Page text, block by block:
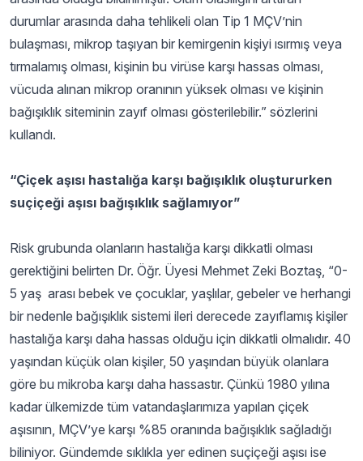
durumlar arasında daha tehlikeli olan Tip 1 MÇV’nin
bulaşması, mikrop taşıyan bir kemirgenin kişiyi ısırmış veya
tırmalamış olması, kişinin bu virüse karşı hassas olması,
vücuda alınan mikrop oranının yüksek olması ve kişinin
bağışıklık siteminin zayıf olması gösterilebilir.” sözlerini
kullandı.
“Çiçek aşısı hastalığa karşı bağışıklık oluştururken
suçiçeği aşısı bağışıklık sağlamıyor”
Risk grubunda olanların hastalığa karşı dikkatli olması
gerektiğini belirten Dr. Öğr. Üyesi Mehmet Zeki Boztaş, “0-
5 yaş arası bebek ve çocuklar, yaşlılar, gebeler ve herhangi
bir nedenle bağışıklık sistemi ileri derecede zayıflamış kişiler
hastalığa karşı daha hassas olduğu için dikkatli olmalıdır. 40
yaşından küçük olan kişiler, 50 yaşından büyük olanlara
göre bu mikroba karşı daha hassastır. Çünkü 1980 yılına
kadar ülkemizde tüm vatandaşlarımıza yapılan çiçek
aşısının, MÇV’ye karşı %85 oranında bağışıklık sağladığı
biliniyor. Gündemde sıklıkla yer edinen suçiçeği aşısı ise